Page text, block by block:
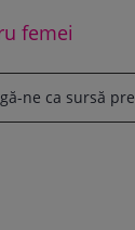
femei
ne ca sursă